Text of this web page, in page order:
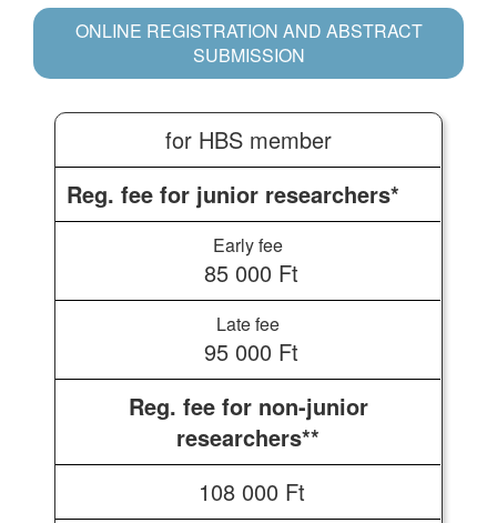
ONLINE REGISTRATION AND ABSTRACT
SUBMISSION
for HBS member
Reg. fee for junior researchers*
85 000 Ft
95 000 Ft
Reg. fee for non-junior
researchers**
108 000 Ft